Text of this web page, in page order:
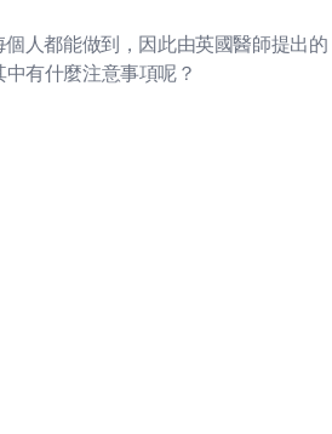
人都能做到，因此由英國醫師提出的
有什麼注意事項呢？